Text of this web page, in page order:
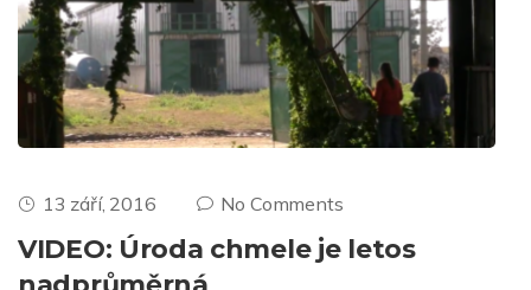
13 září, 2016 No Comments
VIDEO: Úroda chmele je letos